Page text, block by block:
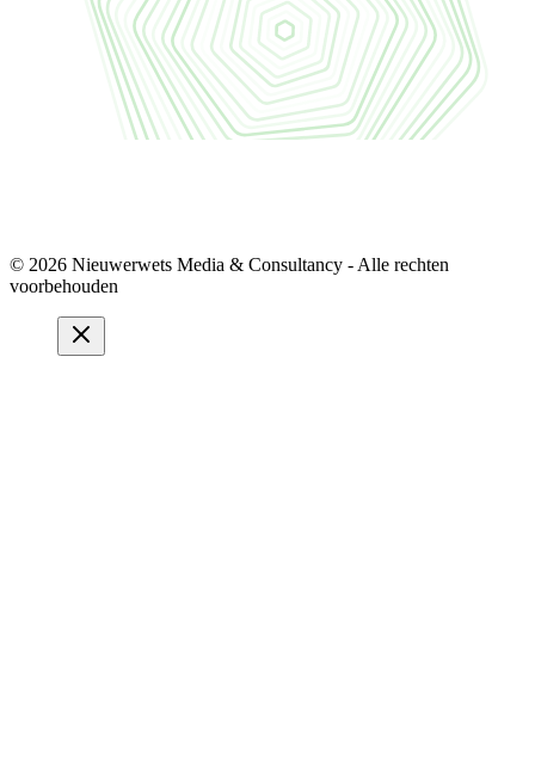
© 2026 Nieuwerwets Media & Consultancy - Alle rechten
voorbehouden